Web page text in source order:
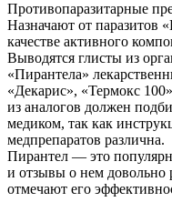
Противопаразитарные
Назначают от паразитов
качестве активного
Выводятся глисты из
«Пирантела»
«Декарис», «Термокс
из аналогов должен
медиком, так как
медпрепаратов различна.
Пирантел — это
и отзывы о нем довольно
отмечают его